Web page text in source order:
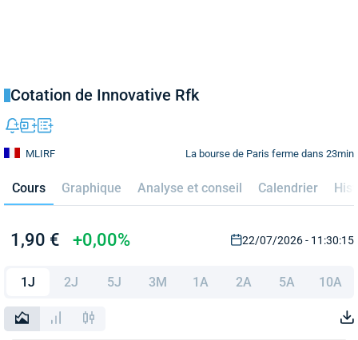
Cotation de Innovative Rfk
La bourse de Paris ferme dans 23min
MLIRF
Cours Graphique Analyse et conseil Calendrier
1,90 € +0,00% 22/07/2026 - 11:30:15
1J 2J 5J 3M 1A 2A 5A 10A